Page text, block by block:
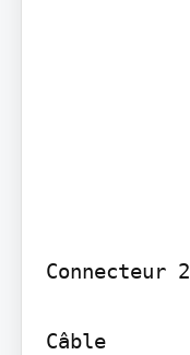
Connecteur
Câble